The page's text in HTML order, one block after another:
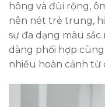
hông và đùi rộng,
nên nét trẻ trung,
sự đa dạng màu
dàng phối hợp
nhiều hoàn cảnh từ